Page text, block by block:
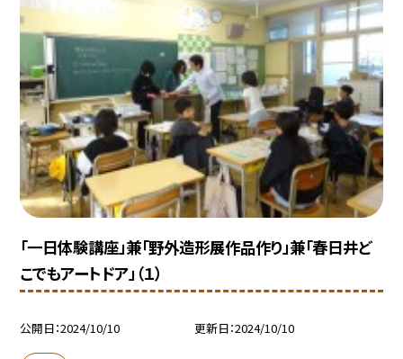
「一日体験講座」兼「野外造形展作品作り」兼「春日井ど
こでもアートドア」（１）
公開日 2024/10/10 更新日 2024/10/10